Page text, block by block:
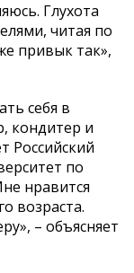
Глухота
читая по
привык так»,
себя в
кондитер и
Российский
по
нравится
возраста.
– объясняет